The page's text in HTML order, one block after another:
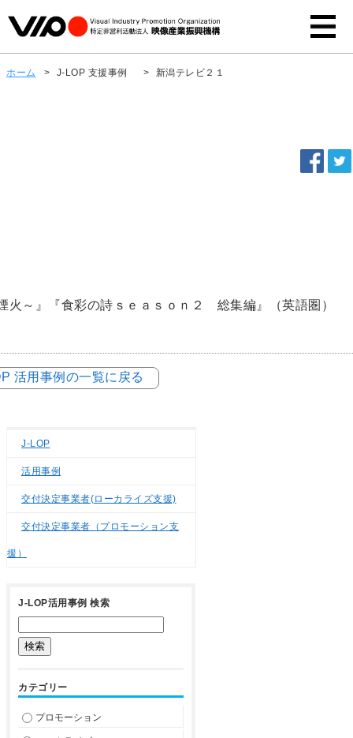
ホーム > J-LOP 支援事例 > 新潟テレビ２１
～』『食彩の詩ｓｅａｓｏｎ２ 総集編』（英語圏）
活用事例の一覧に戻る
J-LOP
活用事例
交付決定事業者(ローカライズ支援)
交付決定事業者（プロモーション支
援）
J-LOP活用事例 検索
カテゴリー
プロモーション